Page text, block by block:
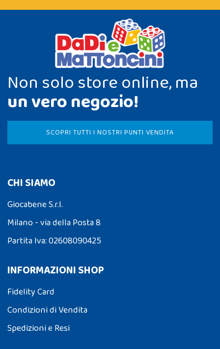
Non solo store online, ma
un vero negozio!
SCOPRI TUTTI I NOSTRI PUNTI VENDITA
CHI SIAMO
Giocabene S.r.l.
Milano - via della Posta 8
Partita Iva: 02608090425
INFORMAZIONI SHOP
Fidelity Card
Condizioni di Vendita
Spedizioni e Resi